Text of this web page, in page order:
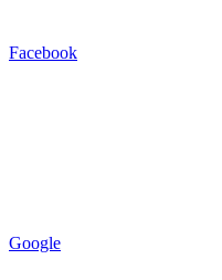
Facebook
Google